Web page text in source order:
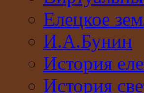
Елецкое
И.А.Бунин
История
История